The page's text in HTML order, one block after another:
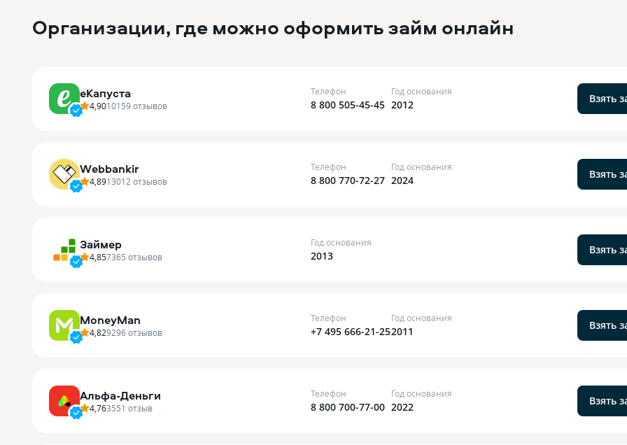
Организации, где можно оформить займ онлайн
еКапуста
4,9010159отзывов
Телефон
8 800 505-45-45
Год основания
2012 Взять
Webbankir
4,8913012 отзывов
Телефон
8 800 770-72-27
Год основания
2024 Взять
Займер
4,857365 отзывов
Год основания
2013 Взять
MoneyMan
4,829296отзывов
Телефон
+7 495 666-21-25
Год основания
2011 Взять
Альфа-Деньги
4,763551 отзыв
Телефон
8 800 700-77-00
Год основания
2022 Взять